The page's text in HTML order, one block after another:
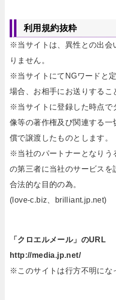
利用規約抜粋
※当サイトは、異性との出会
りません。
※当サイトにてNGワードと
場合、お相手にお送りするこ
※当サイトに登録した時点で
像等の著作権及び関連する一
償で譲渡したものとします。
※当社のパートナーとなりう
の第三者に当社のサービスを
合法的な目的の為。
(love-c.biz、brilliant.jp.net)
「クロエルメール」のURL
http://media.jp.net/
※このサイトは行方不明にな